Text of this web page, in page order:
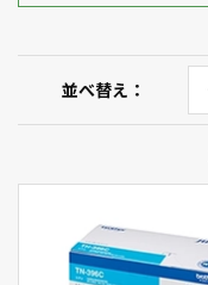
並べ替え